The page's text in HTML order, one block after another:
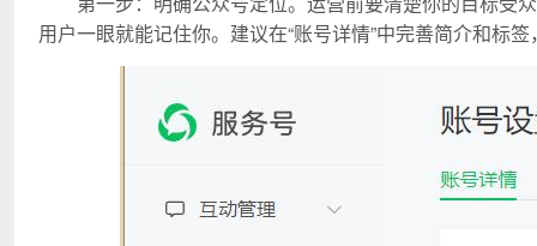
用户一眼就能记住你。建议在“账号详情”中完善简介和标